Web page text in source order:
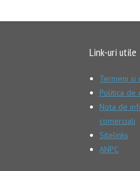
Link-uri utile
Termeni si
Politica de
Nota de
comerciali
Sitelinks
ANPC